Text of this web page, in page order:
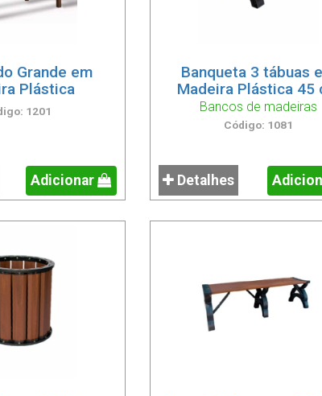
Grande em
Plástica
1201
Adicionar
Banqueta 3 tábuas
Madeira Plástica 45
Bancos de madeiras
Código: 1081
Detalhes